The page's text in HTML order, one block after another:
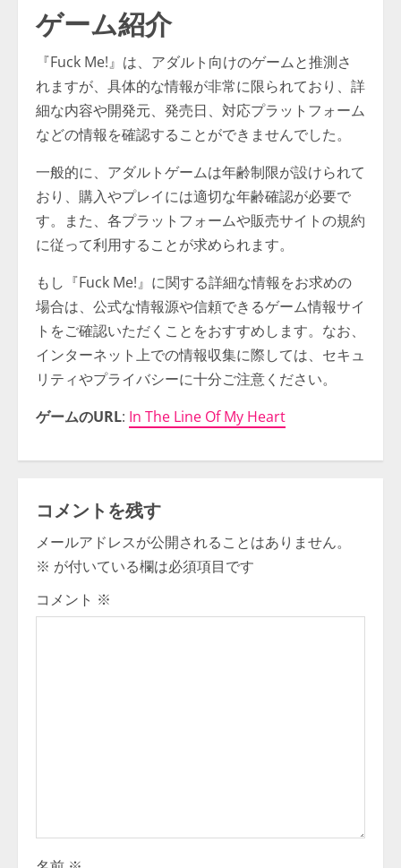
ゲーム紹介
『Fuck Me!』は、アダルト向けのゲームと推測さ
れますが、具体的な情報が非常に限られており、詳
細な内容や開発元、発売日、対応プラットフォーム
などの情報を確認することができませんでした。
一般的に、アダルトゲームは年齢制限が設けられて
おり、購入やプレイには適切な年齢確認が必要で
す。また、各プラットフォームや販売サイトの規約
に従って利用することが求められます。
もし『Fuck Me!』に関する詳細な情報をお求めの
場合は、公式な情報源や信頼できるゲーム情報サイ
トをご確認いただくことをおすすめします。なお、
インターネット上での情報収集に際しては、セキュ
リティやプライバシーに十分ご注意ください。
ゲームのURL: In The Line Of My Heart
コメントを残す
メールアドレスが公開されることはありません。
※ が付いている欄は必須項目です
コメント ※